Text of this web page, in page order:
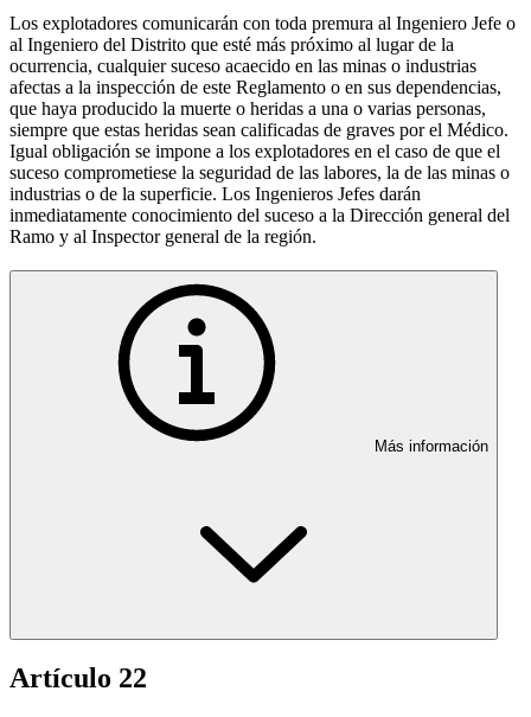
Los explotadores comunicarán con toda premura al Ingeniero Jefe o
al Ingeniero del Distrito que esté más próximo al lugar de la
ocurrencia, cualquier suceso acaecido en las minas o industrias
afectas a la inspección de este Reglamento o en sus dependencias,
que haya producido la muerte o heridas a una o varias personas,
siempre que estas heridas sean calificadas de graves por el Médico.
Igual obligación se impone a los explotadores en el caso de que el
suceso comprometiese la seguridad de las labores, la de las minas o
industrias o de la superficie. Los Ingenieros Jefes darán
inmediatamente conocimiento del suceso a la Dirección general del
Ramo y al Inspector general de la región.
Más información
Artículo 22